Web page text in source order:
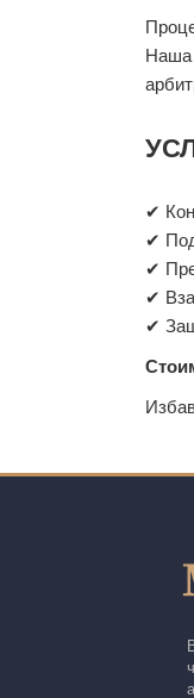
Наша
✔
✔
✔
✔
✔